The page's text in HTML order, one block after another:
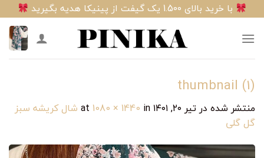
to
content
با خرید بالای 1.500 یک گیفت از پینیکا هدیه بگیرید
thumbnail (1)
منتشر شده درتیر ۲۰, ۱۴۰۱ 1080 × 1440 in
شال کریشه سبز
گل گلی